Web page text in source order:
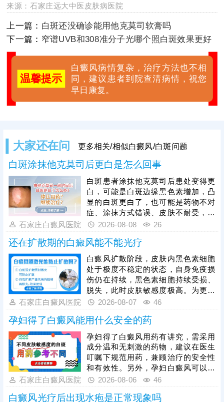
来源：石家庄远大中医皮肤病医院
上一篇： 白斑还没确诊能用他克莫司软膏吗
下一篇： 窄谱UVB和308准分子光哪个照白斑效果更好
温馨提示
白癜风病情复杂，治疗方法也不相
同，建议患者到院查清病情，祝您
早日康复。
大家还在问 更多相关/相似白癜风/白斑问题
白斑涂抹他克莫司后更白是怎么回事
白斑患者涂抹他克莫司后患处变得更
白，可能是白斑边缘黑色素增加，凸
显的白斑更白了，也可能是药物不对
症、涂抹方式错误、皮肤不耐受，刺
激局部皮肤，导致黑色素细胞受损加
白。他克莫司属于处方药，患者不可
自行购买、胡乱涂抹，必须在医生指
导下对症使用，规避用药风险。临床
中常建议搭配308激光照射联合治
疗，可提升黑色素细胞修复效率，强
化治疗效果。
石家庄白癜风医院 2026-08-08 26
还在扩散期的白癜风能不能光疗
白癜风扩散阶段，皮肤内黑色素细胞
处于极度不稳定的状态，自身免疫损
伤仍在持续，黑色素细胞持续受损、
脱失，此时皮肤敏感度极高。为更好
保障治疗安全与疗效，临床通常建议
患者先通过药物干预稳定病情，抑制
白斑扩散，具体用药方案需由医生根
据个人病情、体质制定，患者严格遵
医嘱使用，切勿自行用药。待白斑完
全稳定后，再启动光疗，光疗需严控
剂量，采用温和适配的低剂量循序渐
进治疗，同时做好日常护理，规避外
界刺激，稳固病情，提升整体治疗效
果。
石家庄白癜风医院 2026-08-07 46
孕妇得了白癜风能用什么安全的药
孕妇得了白癜风用药有讲究，需采用
成分温和无刺激的药物，建议在医生
叮嘱下规范用药，兼顾治疗的安全性
和有效性。另外，孕妇白癜风可以照
光治疗，如美国进口308准分子激
和正常功能，安全无痛，无毒副作
石家庄白癜风医院 2026-08-06 46
白癜风光疗后出现水疱是正常现象吗